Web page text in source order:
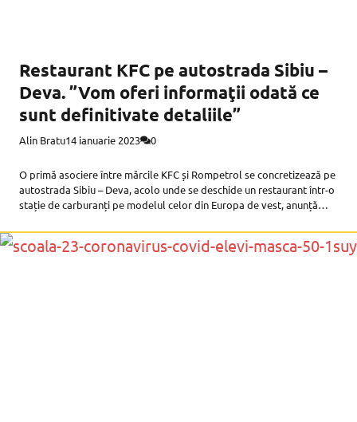
Restaurant KFC pe autostrada Sibiu –
Deva. ”Vom oferi informaţii odată ce
sunt definitivate detaliile”
Alin Bratu14 ianuarie 2023 0
O primă asociere între mărcile KFC și Rompetrol se concretizează pe
autostrada Sibiu – Deva, acolo unde se deschide un restaurant într-o
stație de carburanți pe modelul celor din Europa de vest, anunță